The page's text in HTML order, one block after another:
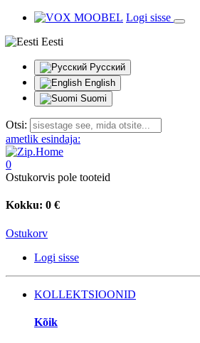
Logi sisse
Eesti
Русский
English
Suomi
Otsi:
ametlik esindaja:
0
Ostukorvis pole tooteid
Kokku: 0 €
Ostukorv
Logi sisse
KOLLEKTSIOONID
Kõik